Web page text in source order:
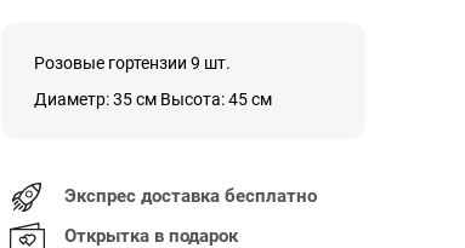
Розовые гортензии 9 шт.
Диаметр: 35 см Высота: 45 см
Экспрес доставка бесплатно
Открытка в подарок